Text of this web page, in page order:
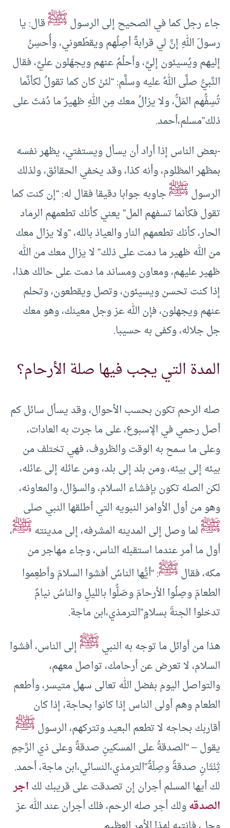
جاء رجل كما في الصحيح إلى الرسولﷺقال: يا
رسولَ اللهِ إنَّ لي قرابةً أصِلُهم ويقطَعوني، وأُحسِنُ
إليهم ويُسيئون إليَّ، وأحلُمُ عنهم ويجهَلون عليَّ، فقال
النَّبيُّ صلَّى اللهُ عليه وسلَّم: “لئنْ كان كما تقولُ لكأنَّما
تُسِفُّهم المَلُّ، ولا يزالُ معك مِن اللهِ ظهيرٌ ما دُمْتَ على
ذلك”مسلم،أحمد.
-بعض الناس إذا أراد أن يسأل ويستفتي، يظهر نفسه
بمظهر المظلوم، وأنه كذا، وقد يخفي الحقائق، ولذلك
الرسولﷺجاوبه جوابا دقيقا فقال له: “إن كنت كما
تقول فكأنما تسفهم المل” يعني كأنك تطعمهم الرماد
الحار، كأنك تطعمهم النار والعياذ بالله، “ولا يزال معك
من الله ظهير ما دمت على ذلك” لا يزال معك من الله
ظهير عليهم، ومعاون ومساند ما دمت على حالك هذا،
إذا كنت تحسن ويسيئون، وتصل ويقطعون، وتحلم
عنهم ويجهلون، فإن الله عز وجل معينك، وهو معك
جل جلاله، وكفى به حسيبا.
المدة التي يجب فيها صلة الأرحام؟
صله الرحم تكون بحسب الأحوال، وقد يسأل سائل كم
أصل رحمي في الإسبوع، على ما جرت به العادات،
وعلى ما سمح به الوقت والظروف، فهي تختلف من
بيئه إلى بيئه، ومن بلد إلى بلد، ومن عائله إلى عائله،
لكن الصله تكون بإفشاء السلام، والسؤال، والمعاونه،
وهو من أول الأوامر النبويه التي أطلقها النبي صلى
ﷺلما وصل إلى المدينه المشرفه، إلى مدينتهﷺ،
أول ما أمر عندما استقبله الناس، وجاء مهاجر من
مكه، فقالﷺ: “أيُّها الناسُ أفشوا السلامَ وأطعِموا
الطعامَ وصِلُوا الأرحامَ وصَلُّوا بالليلِ والناسُ نيامٌ
تدخلوا الجنةَ بسلامٍ”الترمذي،ابن ماجة.
هذا من أوائل ما توجه به النبيﷺإلى الناس، أفشوا
السلام، لا تعرض عن أرحامك، تواصل معهم،
والتواصل اليوم بفضل الله تعالى سهل متيسر، وأطعم
الطعام وهم أولى الناس إذا كانوا بحاجة، إذا كان
أقاربك بحاجه لا تطعم البعيد وتتركهم، الرسولﷺ
يقول – “الصدقةُ على المسكينِ صدقةٌ وعلى ذي الرَّحِمِ
ثِنْتَانِ صدقةٌ وصِلَةٌ”الترمذي،النسائي،ابن ماجة، أحمد.
لك أيها المسلم أجران إن تصدقت على قريبك لكاجر
الصدقهولك أجر صله الرحم، فلك أجران عند الله عز